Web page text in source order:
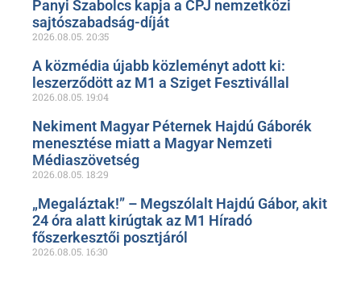
Panyi Szabolcs kapja a CPJ nemzetközi
sajtószabadság-díját
2026.08.05. 20:35
A közmédia újabb közleményt adott ki:
leszerződött az M1 a Sziget Fesztivállal
2026.08.05. 19:04
Nekiment Magyar Péternek Hajdú Gáborék
menesztése miatt a Magyar Nemzeti
Médiaszövetség
2026.08.05. 18:29
„Megaláztak!” – Megszólalt Hajdú Gábor, akit
24 óra alatt kirúgtak az M1 Híradó
főszerkesztői posztjáról
2026.08.05. 16:30